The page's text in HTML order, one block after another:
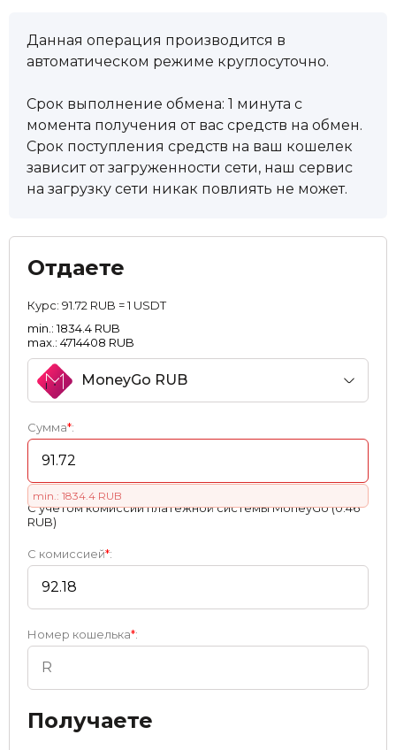
Данная операция производится в
автоматическом режиме круглосуточно.
Срок выполнение обмена: 1 минута с
момента получения от вас средств на обмен.
Срок поступления средств на ваш кошелек
зависит от загруженности сети, наш сервис
на загрузку сети никак повлиять не может.
Отдаете
Курс: 91.72 RUB = 1 USDT
min.: 1834.4 RUB
max.: 4714408 RUB
MoneyGo RUB
Сумма*:
min.: 1834.4 RUB
С учетом комиссии платежной системы MoneyGo (0.46
RUB)
С комиссией*:
Номер кошелька*:
Получаете